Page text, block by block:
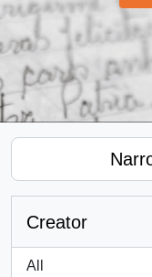
Creator
All